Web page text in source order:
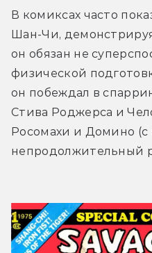
В комиксах часто
Шан-Чи,
он обязан не
физической
он побеждал в
Стива Роджерса и
Росомахи и Домино
непродолжительный